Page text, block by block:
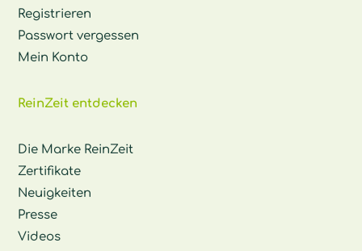
Registrieren
Passwort vergessen
Mein Konto
ReinZeit entdecken
Die Marke ReinZeit
Zertifikate
Neuigkeiten
Presse
Videos